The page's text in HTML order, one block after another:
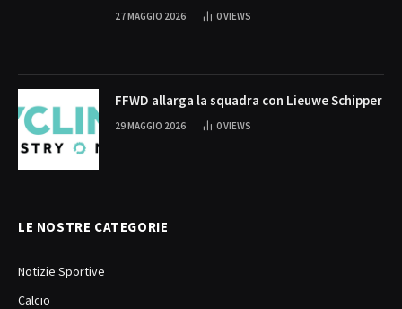
27 MAGGIO 2026 0VIEWS
FFWD allarga la squadra con Lieuwe Schipper
29 MAGGIO 2026 0VIEWS
LE NOSTRE CATEGORIE
Notizie Sportive
Calcio